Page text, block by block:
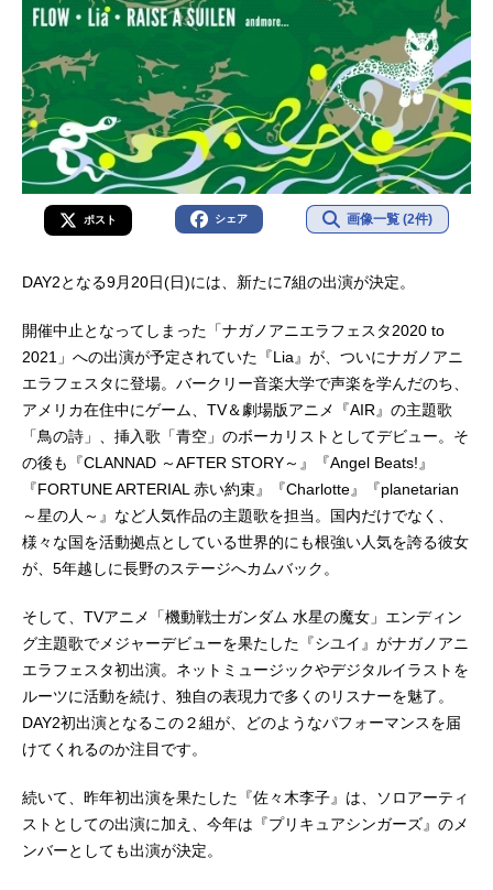
ポスト シェア 画像一覧 (2件)
DAY2となる9月20日(日)には、新たに7組の出演が決定。
開催中止となってしまった「ナガノアニエラフェスタ2020 to
2021」への出演が予定されていた『Lia』が、ついにナガノアニ
エラフェスタに登場。バークリー音楽大学で声楽を学んだのち、
アメリカ在住中にゲーム、TV＆劇場版アニメ『AIR』の主題歌
「鳥の詩」、挿入歌「青空」のボーカリストとしてデビュー。そ
の後も『CLANNAD ～AFTER STORY～』『Angel Beats!』
『FORTUNE ARTERIAL 赤い約束』『Charlotte』『planetarian
～星の人～』など人気作品の主題歌を担当。国内だけでなく、
様々な国を活動拠点としている世界的にも根強い人気を誇る彼女
が、5年越しに長野のステージへカムバック。
そして、TVアニメ「機動戦士ガンダム 水星の魔女」エンディン
グ主題歌でメジャーデビューを果たした『シユイ』がナガノアニ
エラフェスタ初出演。ネットミュージックやデジタルイラストを
ルーツに活動を続け、独自の表現力で多くのリスナーを魅了。
DAY2初出演となるこの２組が、どのようなパフォーマンスを届
けてくれるのか注目です。
続いて、昨年初出演を果たした『佐々木李子』は、ソロアーティ
ストとしての出演に加え、今年は『プリキュアシンガーズ』のメ
ンバーとしても出演が決定。